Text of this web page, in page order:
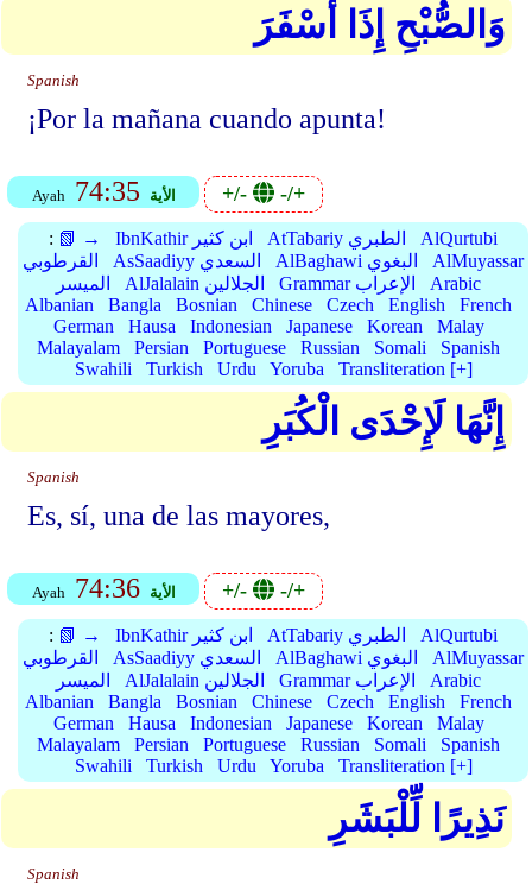
وَالصُّبْحِ إِذَا أَسْفَرَ
Spanish
¡Por la mañana cuando apunta!
Ayah 74:35 الأية +/- -/+
: 📗 → IbnKathir ابن كثير AtTabariy الطبري
AlQurtubi
القرطوبي
AsSaadiyy السعدي AlBaghawi البغوي
AlMuyassar
الميسر
AlJalalain الجلالين Grammar الإعراب
Arabic
Albanian
Bangla Bosnian Chinese Czech English
French
German
Hausa Indonesian Japanese Korean
Malay
Malayalam
Persian Portuguese Russian Somali
Spanish
Swahili
Turkish Urdu Yoruba Transliteration [+]
إِنَّهَا لَإِحْدَى الْكُبَرِ
Spanish
Es, sí, una de las mayores,
Ayah 74:36 الأية +/- -/+
: 📗 → IbnKathir ابن كثير AtTabariy الطبري
AlQurtubi
القرطوبي
AsSaadiyy السعدي AlBaghawi البغوي
AlMuyassar
الميسر
AlJalalain الجلالين Grammar الإعراب
Arabic
Albanian
Bangla Bosnian Chinese Czech English
French
German
Hausa Indonesian Japanese Korean
Malay
Malayalam
Persian Portuguese Russian Somali
Spanish
Swahili
Turkish Urdu Yoruba Transliteration [+]
نَذِيرًا لِّلْبَشَرِ
Spanish